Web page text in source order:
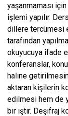
yaşanmaması
işlemi yapılır.
dillere tercümesi
tarafından
okuyucuya ifade
konferanslar,
haline
aktaran kişilerin
edilmesi hem de
bir iştir. Deşifraj